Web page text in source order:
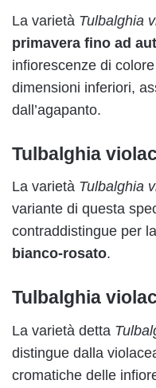
La varietà Tulbalghia
primavera fino ad
infiorescenze di
dimensioni inferiori,
dall’agapanto.
Tulbalghia
La varietà Tulbalghia
variante di questa
contraddistingue per
bianco-rosato.
Tulbalghia
La varietà detta
distingue dalla
cromatiche delle